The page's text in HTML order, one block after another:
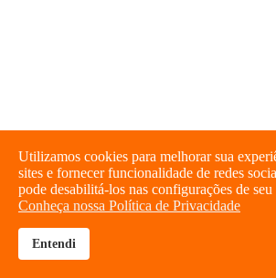
Utilizamos cookies para melhorar sua
sites e fornecer funcionalidade de redes
pode desabilitá-los nas configurações de seu
Conheça nossa Política de Privacidade
Entendi